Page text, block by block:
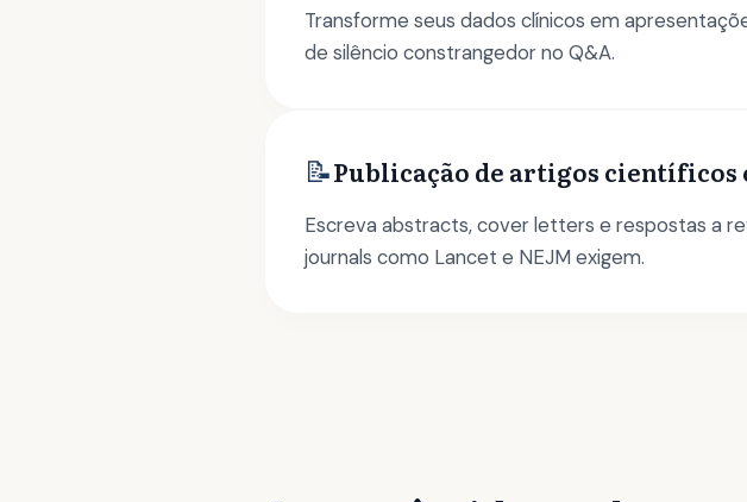
Transforme seus dados clínicos em
de silêncio constrangedor no Q&A.
📝Publicação de artigos
Escreva abstracts, cover letters e respostas a
journals como Lancet e NEJM exigem.